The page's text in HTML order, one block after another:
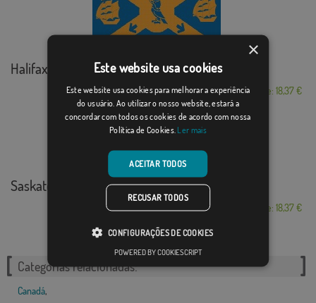
Halifax
Desde: 18,37 €
Saskatchewan
Desde: 18,37 €
Categorias relacionadas:
Canadá,
×
Este website usa cookies
Este website usa cookies para melhorar a experiência
do usuário. Ao utilizar o nosso website, estará a
concordar com todos os cookies de acordo com nossa
Política de Cookies. Ler mais
ACEITAR TODOS
RECUSAR TODOS
CONFIGURAÇÕES DE COOKIES
POWERED BY COOKIESCRIPT